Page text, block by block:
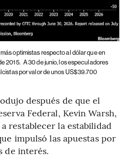
optimistas respecto al dólar que en
2015. A 30 de junio, los especuladores
por valor de unos US$39.700
después de que el
Federal, Kevin Warsh,
restablecer la estabilidad
impulsó las apuestas por
de interés.